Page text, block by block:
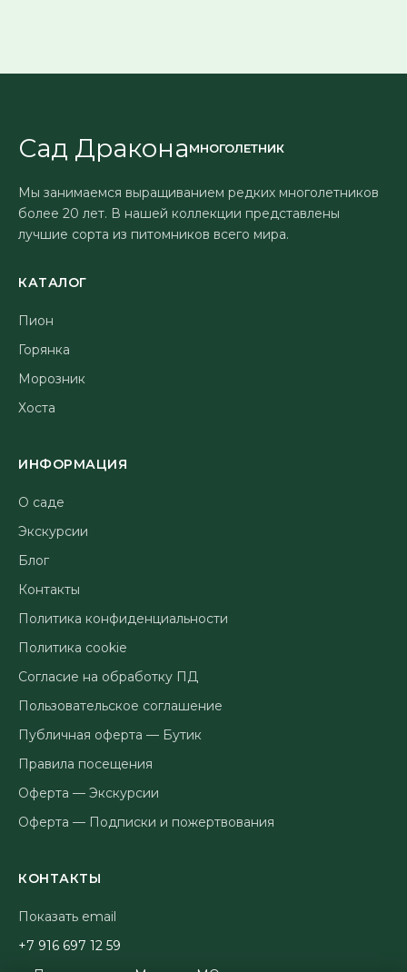
Сад ДраконаМНОГОЛЕТНИК
Мы занимаемся выращиванием редких многолетников
более 20 лет. В нашей коллекции представлены
лучшие сорта из питомников всего мира.
КАТАЛОГ
Пион
Горянка
Морозник
Хоста
ИНФОРМАЦИЯ
О саде
Экскурсии
Блог
Контакты
Политика конфиденциальности
Политика cookie
Согласие на обработку ПД
Пользовательское соглашение
Публичная оферта — Бутик
Правила посещения
Оферта — Экскурсии
Оферта — Подписки и пожертвования
КОНТАКТЫ
Показать email
95 21 796 619 7+